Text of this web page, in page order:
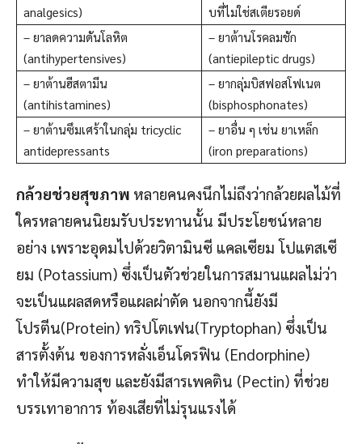
analgesics)
บที่ไมใช่สเตียรอยด์
– ยาลดความดันโลหิต
(antihypertensives)
– ยาต้านโรคลมชัก
(antiepileptic drugs)
– ยาต้านฮีสตามีน
(antihistamines)
– ยากลุ่มบิสฟอสโฟเนต
(bisphosphonates)
– ยาต้านซึมเศร้าในกลุ่ม tricyclic
antidepressants
– ยาอื่น ๆ เช่น ยาเหล็ก
(iron preparations)
กล้วยช่วยสุขภาพ หลายคนคงนึกไม่ถึงว่ากล้วยผลไม้ที่
ใครหลายคนนิยมรับประทานนั้น มีประโยชน์หลาย
อย่าง เพราะอุดมไปด้วยวิตามินซี แคลเซียม โปแตสเซี
ยม (Potassium) ซึ่งเป็นตัวช่วยในการสมานแผลไม่ว่า
จะเป็นแผลสดหรือแผลผ่าตัด นอกจากนี้ยังมี
โปรตีน(Protein) ทริปโตเฟน(Tryptophan) ซึ่งเป็น
สารตั้งต้น ของการหลั่งเอ็นโดรฟิน (Endorphine)
ทำให้มีความสุข และยังมีสารเพคติน (Pectin) ที่ช่วย
บรรเทาอาการ ท้องเสียที่ไม่รุนแรงได้